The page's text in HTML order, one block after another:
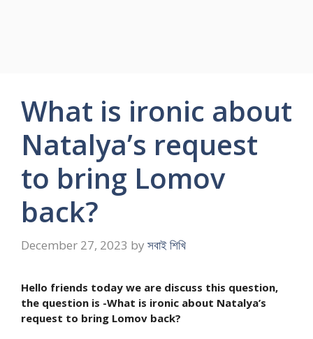
What is ironic about
Natalya’s request
to bring Lomov
back?
December 27, 2023 by সবাই শিখি
Hello friends today we are discuss this question,
the question is -What is ironic about Natalya’s
request to bring Lomov back?